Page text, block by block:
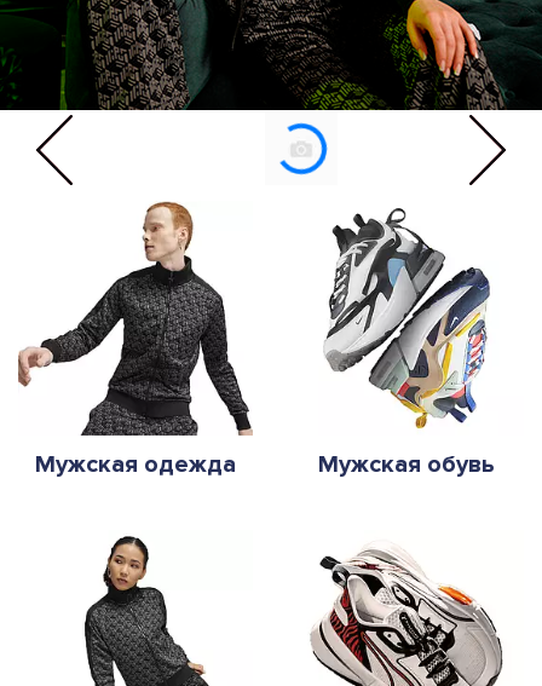
Мужская одежда Мужская обувь